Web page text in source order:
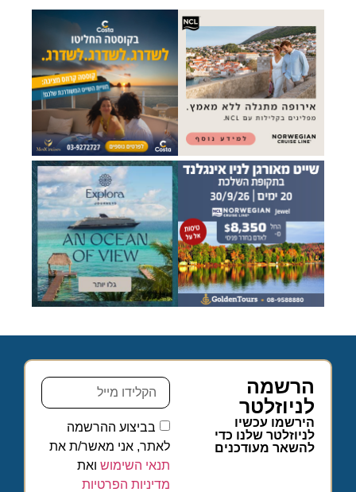
הרשמה
לניוזלטר
הירשמו עכשיו
לניוזלטר שלנו כדי
להשאר מעודכנים
בביצוע ההרשמה
לאתר, אני מאשר/ת את
תנאי השימוש ואת
מדיניות הפרטיות